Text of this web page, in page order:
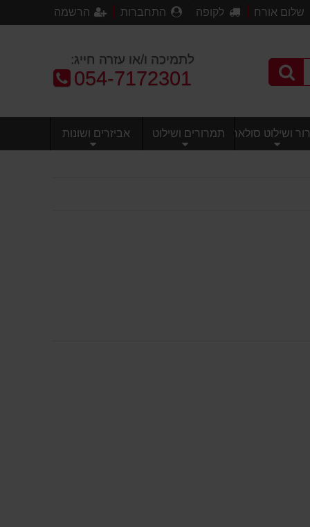
שלום אורח לקופה התחברות הרשמה
לתמיכה ו/או עזרה חייג:
טלפון:
054-7172301
ושילוט סולארי תמרורים ושילוט אביזרים ושונות